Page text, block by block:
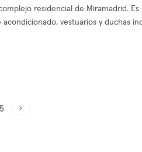
residencial de Miramadrid. Es
vestuarios y duchas